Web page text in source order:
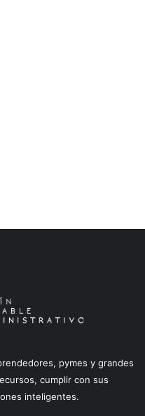
pymes y grandes
cumplir con sus
inteligentes.